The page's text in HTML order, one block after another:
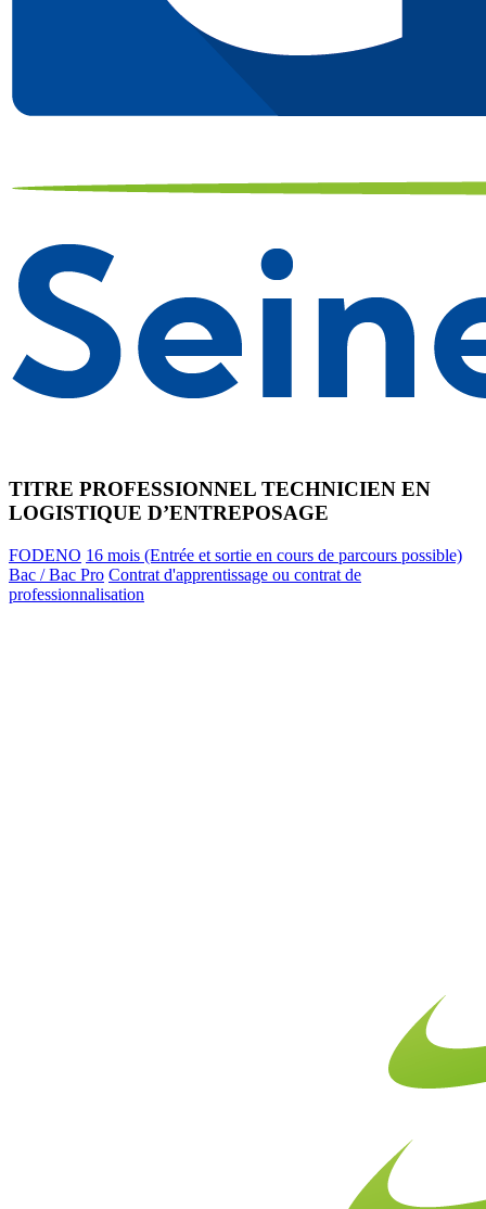
TITRE PROFESSIONNEL TECHNICIEN EN
LOGISTIQUE D’ENTREPOSAGE
FODENO 16 mois (Entrée et sortie en cours de parcours possible)
Bac / Bac Pro Contrat d'apprentissage ou contrat de
professionnalisation